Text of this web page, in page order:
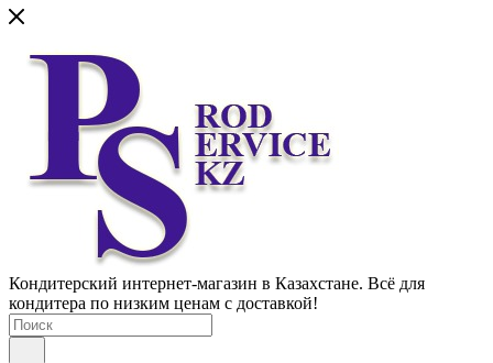
Кондитерский интернет-магазин в Казахстане. Всё для
кондитера по низким ценам с доставкой!